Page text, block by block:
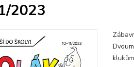
2023